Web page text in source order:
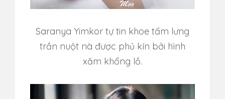
Saranya Yimkor tự tin khoe tấm lưng
trần nuột nà được phủ kín bởi hình
xăm khổng lồ.